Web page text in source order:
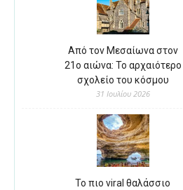
Από τον Μεσαίωνα στον
21ο αιώνα: Το αρχαιότερο
σχολείο του κόσμου
31 Ιουλίου 2026
Το πιο viral θαλάσσιο